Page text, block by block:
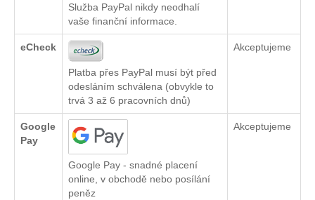
Služba PayPal nikdy neodhalí
vaše finanční informace.
eCheck
Platba přes PayPal musí být před
odesláním schválena (obvykle to
trvá 3 až 6 pracovních dnů)
Akceptujeme
Google
Pay
Google Pay - snadné placení
online, v obchodě nebo posílání
peněz
Akceptujeme